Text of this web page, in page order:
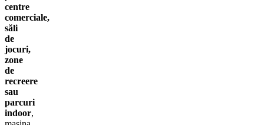
centre
comerciale,
săli
de
jocuri,
zone
de
recreere
sau
parcuri
indoor,